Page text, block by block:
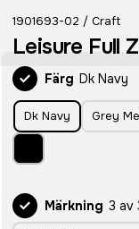
1901693-02 / Craft
Leisure Full
Färg Dk Navy
Dk Navy Grey
Märkning 3 av